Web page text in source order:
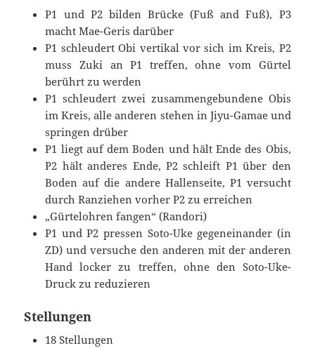
P1 und P2 bilden Brücke (Fuß and Fuß), P3
macht Mae-Geris darüber
P1 schleudert Obi vertikal vor sich im Kreis, P2
muss Zuki an P1 treffen, ohne vom Gürtel
berührt zu werden
P1 schleudert zwei zusammengebundene Obis
im Kreis, alle anderen stehen in Jiyu-Gamae und
springen drüber
P1 liegt auf dem Boden und hält Ende des Obis,
P2 hält anderes Ende, P2 schleift P1 über den
Boden auf die andere Hallenseite, P1 versucht
durch Ranziehen vorher P2 zu erreichen
„Gürtelohren fangen“ (Randori)
P1 und P2 pressen Soto-Uke gegeneinander (in
ZD) und versuche den anderen mit der anderen
Hand locker zu treffen, ohne den Soto-Uke-
Druck zu reduzieren
Stellungen
18 Stellungen